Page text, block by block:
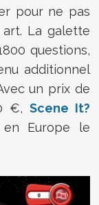
pour ne pas
La galette
questions,
additionnel
un prix de
€, Scene It?
Europe le